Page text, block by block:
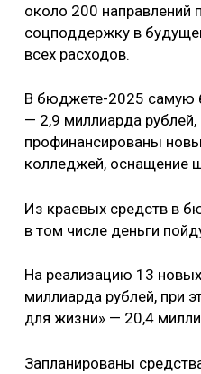
около 200 направлений
соцподдержку в
всех расходов.
В бюджете-­2025 самую
— 2,9 миллиарда
профинансированы
колледжей, оснащение
Из краевых средств в
в том числе деньги
На реализацию 13
миллиарда рублей, при
для жизни» — 20,4
Запланированы